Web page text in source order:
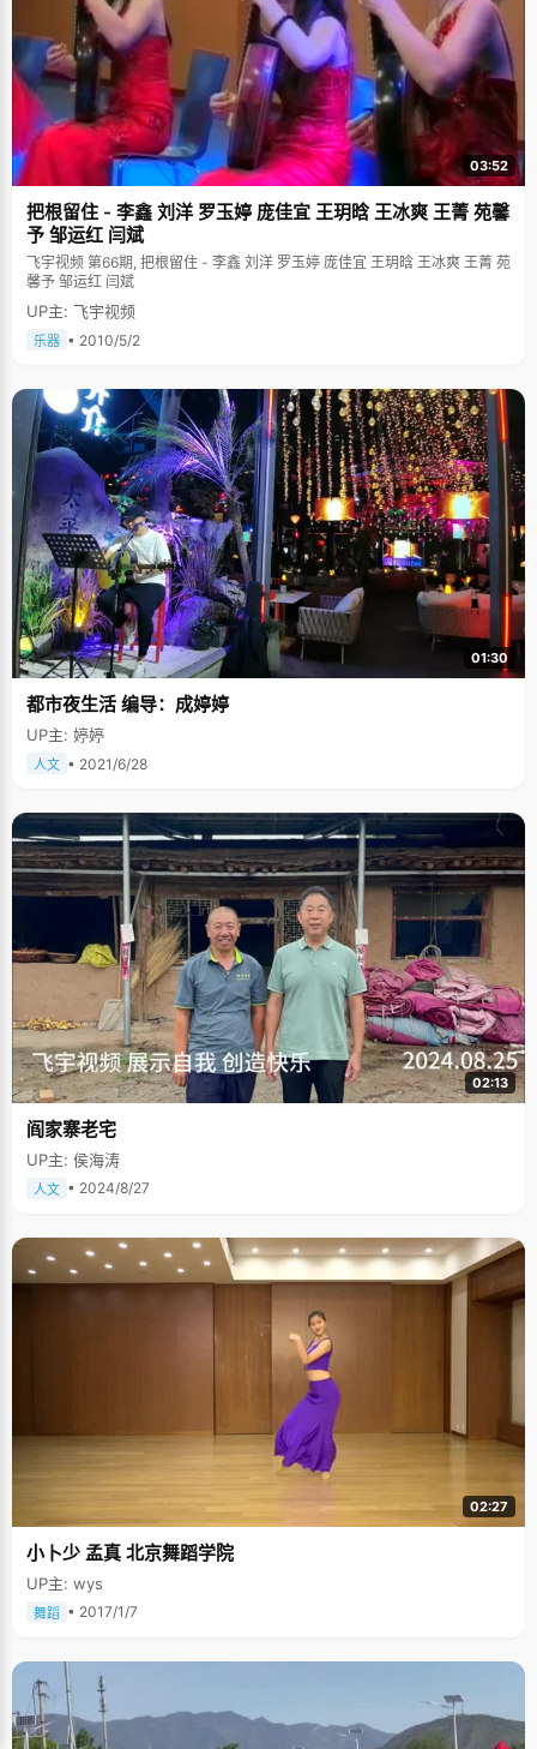
有很多这样的小故事呢。 中国有句古话："只要功夫深，铁棒磨成针"，还有
句话："有志者，事竟成"。凭着坚实的基础和有效的学习，韩欢在第二次走
入高考考场的时候，用一次词来形容，"信心百倍"。虽然不能说状元志在必
得，但是凭着前几名的成绩，要考北大是希望在握的。 如今走在北大校园
里，韩欢又多了一份自信，"人生只不过是不断的经历，""很多东西你没有做
过，不是因为你不会，而是因为你没有机会"。如果没有复读这个艰难的决定
和那段艰苦的日子，韩欢不会有如今这么乐观的心态和灿烂的笑容。临别的
时候，韩欢告诉我，她报名参加了北大的"山鹰"社团，每周接受两次高难度
训练，"明年是山鹰十周年回归，要去登朱玉峰，我希望能有机会去"。她的
这个决定让我吃惊不小，眼睛纤小看似柔弱的韩欢居然会挑战这个高难度的
项目，她还是那句话："人生只有这么一次机会，如果不去做，以后可能会后
悔的"，一如她决定复读考北大的那份执着。
03:52
把根留住 - 李鑫 刘洋 罗玉婷 庞佳宜 王玥晗 王冰爽 王菁 苑馨
予 邹运红 闫斌
飞宇视频 第66期, 把根留住 - 李鑫 刘洋 罗玉婷 庞佳宜 王玥晗 王冰爽 王菁 苑
馨予 邹运红 闫斌
UP主: 飞宇视频
乐器 • 2010/5/2
01:30
都市夜生活 编导：成婷婷
UP主: 婷婷
人文 • 2021/6/28
02:13
阎家寨老宅
UP主: 侯海涛
人文 • 2024/8/27
02:27
小卜少 孟真 北京舞蹈学院
UP主: wys
舞蹈 • 2017/1/7